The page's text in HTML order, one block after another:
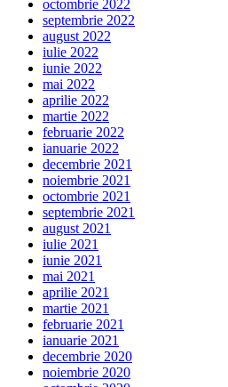
octombrie 2022
septembrie 2022
august 2022
iulie 2022
iunie 2022
mai 2022
aprilie 2022
martie 2022
februarie 2022
ianuarie 2022
decembrie 2021
noiembrie 2021
octombrie 2021
septembrie 2021
august 2021
iulie 2021
iunie 2021
mai 2021
aprilie 2021
martie 2021
februarie 2021
ianuarie 2021
decembrie 2020
noiembrie 2020